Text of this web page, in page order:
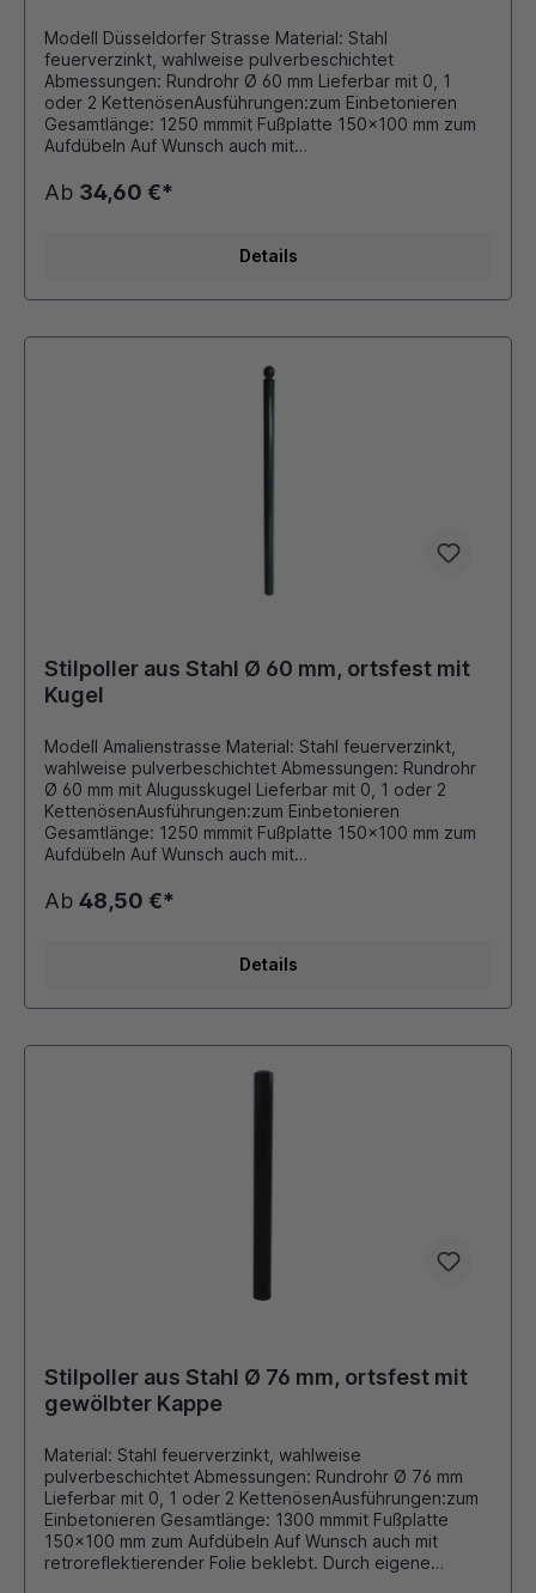
Modell Düsseldorfer Strasse Material: Stahl
feuerverzinkt, wahlweise pulverbeschichtet
Abmessungen: Rundrohr Ø 60 mm Lieferbar mit 0, 1
oder 2 KettenösenAusführungen:zum Einbetonieren
Gesamtlänge: 1250 mmmit Fußplatte 150x100 mm zum
Aufdübeln Auf Wunsch auch mit
Pulverbeschichtungsanlage ist auch eine Beschichtung
in unseren Standard - RAL Farben oder DB - Farben
Absperrketten werden stückzahlabhängig verschweißt
bietet sich ideal als preiswerte Lösung für
Grünflächen an.
Ab 34,60 €*
Details
Stilpoller aus Stahl Ø 60 mm, ortsfest mit
Kugel
Modell Amalienstrasse Material: Stahl feuerverzinkt,
wahlweise pulverbeschichtet Abmessungen: Rundrohr
Ø 60 mm mit Alugusskugel Lieferbar mit 0, 1 oder 2
KettenösenAusführungen:zum Einbetonieren
Gesamtlänge: 1250 mmmit Fußplatte 150x100 mm zum
Aufdübeln Auf Wunsch auch mit
Pulverbeschichtungsanlage ist auch eine Beschichtung
in unseren Standard - RAL Farben oder DB - Farben
Absperrketten werden stückzahlabhängig verschweißt
bietet sich ideal als preiswerte Lösung für
Grünflächen an.
Ab 48,50 €*
Details
Stilpoller aus Stahl Ø 76 mm, ortsfest mit
gewölbter Kappe
Material: Stahl feuerverzinkt, wahlweise
pulverbeschichtet Abmessungen: Rundrohr Ø 76 mm
Lieferbar mit 0, 1 oder 2 KettenösenAusführungen:zum
Einbetonieren Gesamtlänge: 1300 mmmit Fußplatte
150x100 mm zum Aufdübeln Auf Wunsch auch mit
retroreflektierender Folie beklebt. Durch eigene